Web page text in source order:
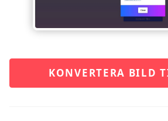
KONVERTERA BILD